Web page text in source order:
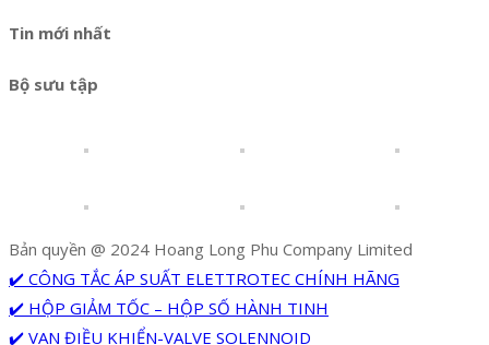
Tin mới nhất
Bộ sưu tập
Bản quyền @ 2024 Hoang Long Phu Company Limited
✔️ CÔNG TẮC ÁP SUẤT ELETTROTEC CHÍNH HÃNG
✔️ HỘP GIẢM TỐC – HỘP SỐ HÀNH TINH
✔️ VAN ĐIỀU KHIỂN-VALVE SOLENNOID